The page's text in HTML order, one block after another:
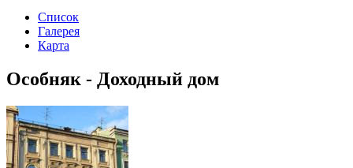
Список
Галерея
Карта
Особняк - Доходный дом